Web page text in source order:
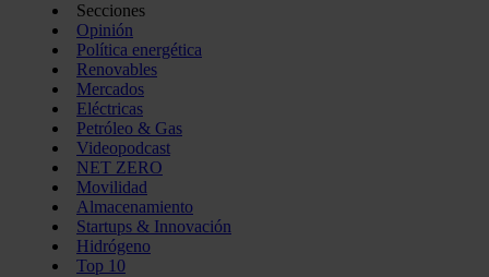
pueden combinarla con otra información que les haya
del uso que haya hecho de sus servicios.
Secciones
Opinión
Política energética
Renovables
Mercados
Eléctricas
Petróleo & Gas
Videopodcast
NET ZERO
Movilidad
Almacenamiento
Startups & Innovación
Hidrógeno
Top 10